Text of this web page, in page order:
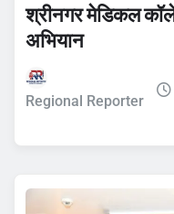
श्रीनगर मेडिकल
अभियान
Regional Reporter